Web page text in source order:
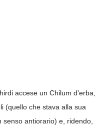
accese un Chilum d'erba,
(quello che stava alla sua
antiorario) e, ridendo,